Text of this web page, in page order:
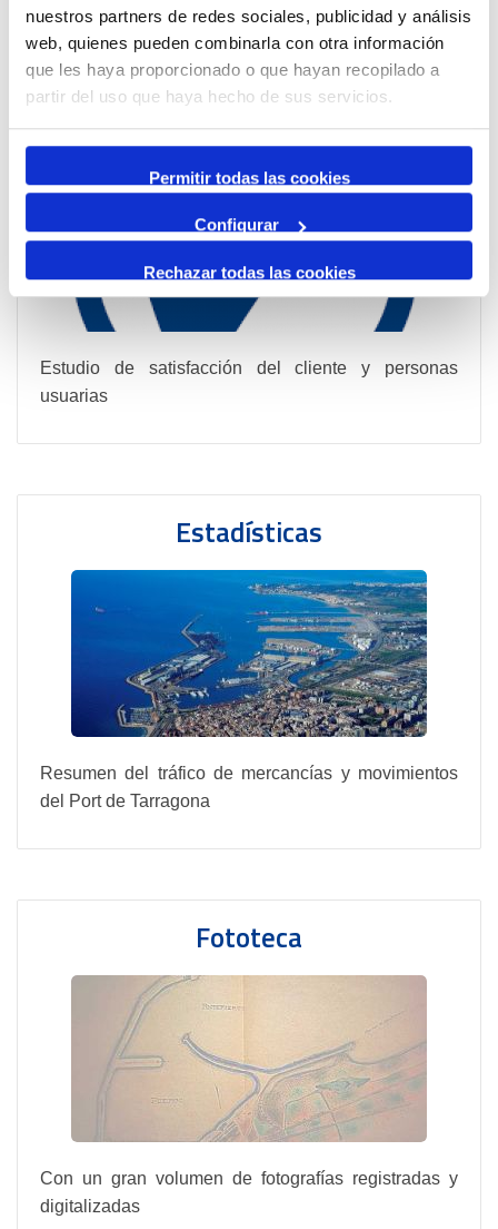
nuestros partners de redes sociales, publicidad y análisis
web, quienes pueden combinarla con otra información
que les haya proporcionado o que hayan recopilado a
partir del uso que haya hecho de sus servicios.
Permitir todas las cookies
Configurar
Rechazar todas las cookies
Estudio de satisfacción del cliente
Estudio de satisfacción del cliente y personas
usuarias
Estadísticas
Resumen del tráfico de mercancías y movimientos
del Port de Tarragona
Fototeca
Con un gran volumen de fotografías registradas y
digitalizadas